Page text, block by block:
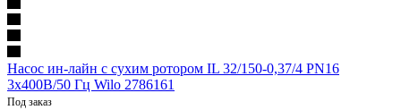
Насос ин-лайн с сухим ротором IL 32/150-0,37/4 PN16
3х400В/50 Гц Wilo 2786161
Под заказ